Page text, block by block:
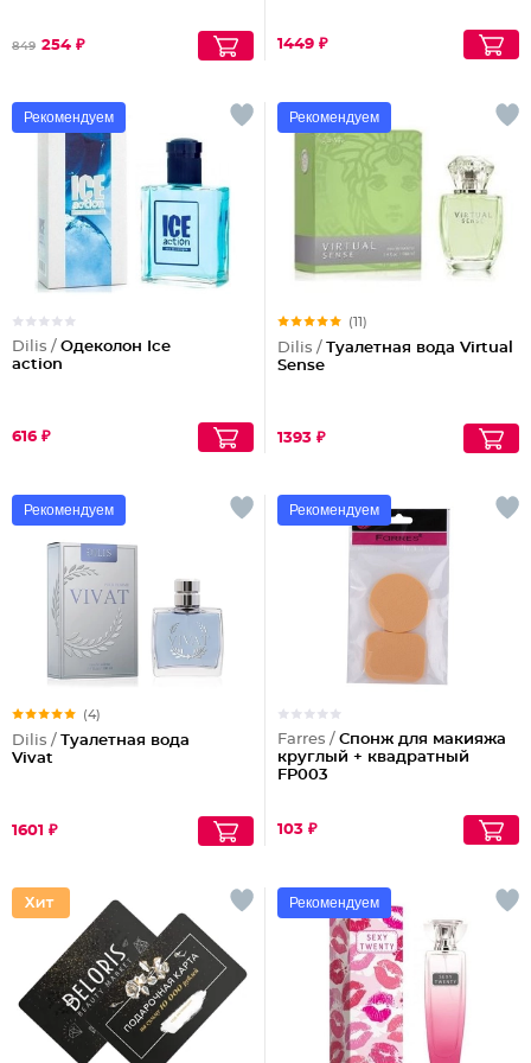
849 254 ₽ 1449 ₽
Рекомендуем
Dilis / Одеколон Ice
action
616 ₽
Рекомендуем
(11)
Dilis /
Туалетная вода Virtual
Sense
1393 ₽
Рекомендуем
(4)
Dilis /
Туалетная вода
Vivat
1601 ₽
Рекомендуем
Farres / Спонж для макияжа
круглый + квадратный
FP003
103 ₽
Рекомендуем